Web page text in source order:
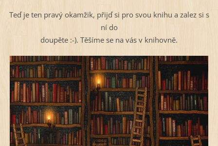
Teď je ten pravý okamžik, přijď si pro svou knihu a zalez si s
ní do
doupěte :-). Těšíme se na vás v knihovně.